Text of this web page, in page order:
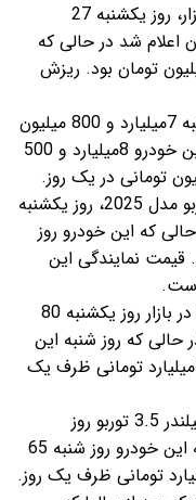
قیمت صفر مزدا CX-30مدل 2025 در بازار، روز یکشنبه 27
300 میلیون تومان اعلام شد در حالی که
روز قبلش 8میلیارد و 700 میلیون تومان بود. ریزش
قیمت صفر کیا EV5تیپ 530، روز یکشنبه 7میلیارد و 800 میلیون
تومان بود در حالی که روز شنبه قیمت این خودرو 8میلیارد و 500
قیمت صفر هیوندای سوناتا 1.5 لیتر توربو مدل 2025، روز یکشنبه
حالی که این خودرو روز
قیمت نمایندگی این
قیمت صفر لکسوس LX600 مدل 2026 در بازار روز یکشنبه 80
که روز شنبه این
خودرو 85 میلیارد تومان بود و کاهش 5میلیارد تومانی ظرف یک
قیمت صفر نیسان پاترول (وارداتی) 6سیلندر 3.5 توربو روز
یکشنبه 70میلیارد تومان بود در حالی که این خودرو روز شنبه 65
تومان قیمت داشت، ریزش 5میلیارد تومانی ظرف یک روز.